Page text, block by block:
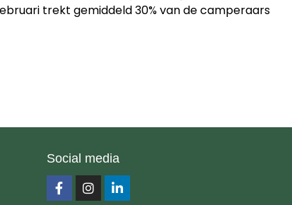
trekt gemiddeld 30% van de camperaars
Social media